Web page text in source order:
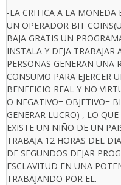
-LA CRITICA A LA MONEDA
UN OPERADOR BIT
BAJA GRATIS UN
INSTALA Y DEJA
PERSONAS GENERAN
CONSUMO PARA EJERCER
BENEFICIO REAL Y NO
O NEGATIVO= OBJETIVO=
GENERAR LUCRO) , LO
EXISTE UN NIÑO DE UN
TRABAJA 12 HORAS DEL
DE SEGUNDOS DEJAR
ESCLAVITUD EN UNA
TRABAJANDO POR EL.